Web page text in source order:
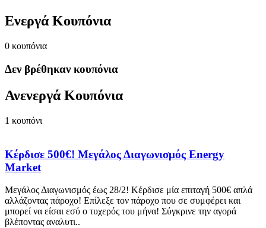
Ενεργά Κουπόνια
0 κουπόνια
Δεν βρέθηκαν κουπόνια
Ανενεργά Κουπόνια
1 κουπόνι
Κέρδισε 500€! Μεγάλος Διαγωνισμός Energy
Market
Μεγάλος Διαγωνισμός έως 28/2! Κέρδισε μία επιταγή 500€ απλά
αλλάζοντας πάροχο! Επίλεξε τον πάροχο που σε συμφέρει και
μπορεί να είσαι εσύ ο τυχερός του μήνα! Σύγκρινε την αγορά
βλέποντας αναλυτι..